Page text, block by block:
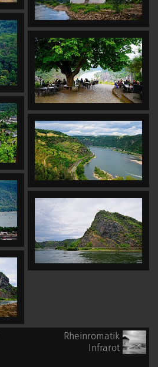
Rheinromatik
Infrarot